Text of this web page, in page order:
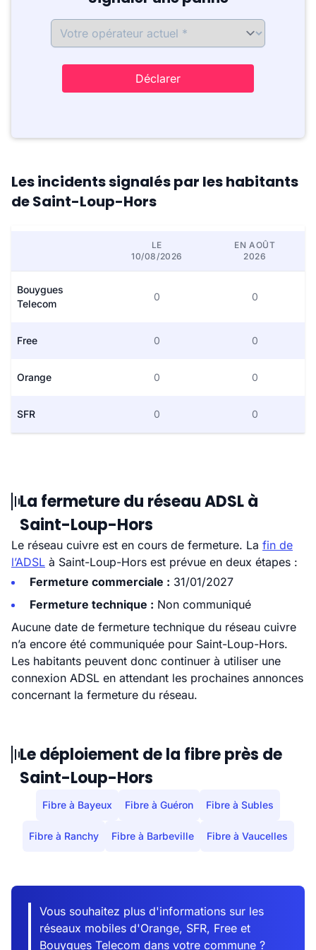
Déclarer
Les incidents signalés par les habitants
de Saint-Loup-Hors
LE
10/08/2026
EN AOÛT
2026
Bouygues
Telecom
0 0
Free 0 0
Orange 0 0
SFR 0 0
La fermeture du réseau ADSL à
Saint-Loup-Hors
Le réseau cuivre est en cours de fermeture. La fin de
l’ADSL à Saint-Loup-Hors est prévue en deux étapes :
Fermeture commerciale : 31/01/2027
Fermeture technique : Non communiqué
Aucune date de fermeture technique du réseau cuivre
n’a encore été communiquée pour Saint-Loup-Hors.
Les habitants peuvent donc continuer à utiliser une
connexion ADSL en attendant les prochaines annonces
concernant la fermeture du réseau.
Le déploiement de la fibre près de
Saint-Loup-Hors
Fibre à Bayeux Fibre à Guéron Fibre à Subles
Fibre à Ranchy Fibre à Barbeville Fibre à Vaucelles
Vous souhaitez plus d'informations sur les
réseaux mobiles d'Orange, SFR, Free et
Bouygues Telecom dans votre commune ?